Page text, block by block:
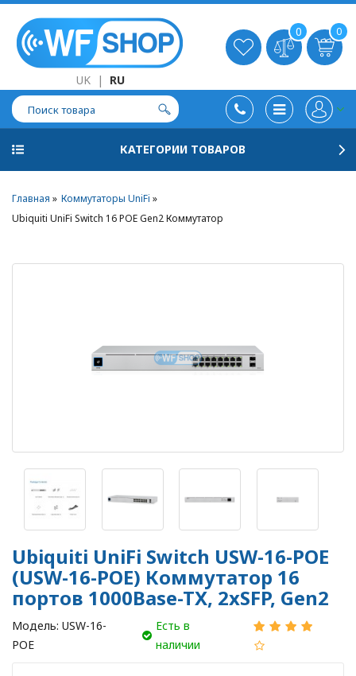
UK | RU
0 0
КАТЕГОРИИ ТОВАРОВ
Главная
Коммутаторы UniFi
Ubiquiti UniFi Switch 16 POE Gen2 Коммутатор
Ubiquiti UniFi Switch USW-16-POE
(USW-16-POE) Коммутатор 16
портов 1000Base-TX, 2xSFP, Gen2
Модель: USW-16-
POE
Есть в
наличии